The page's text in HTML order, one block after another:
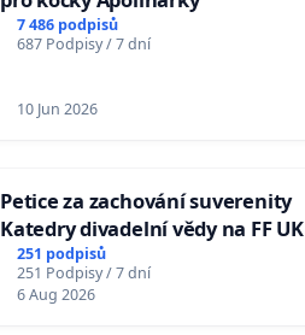
7 486 podpisů
687 Podpisy / 7 dní
10 Jun 2026
Petice za zachování suverenity
Katedry divadelní vědy na FF UK
251 podpisů
251 Podpisy / 7 dní
6 Aug 2026